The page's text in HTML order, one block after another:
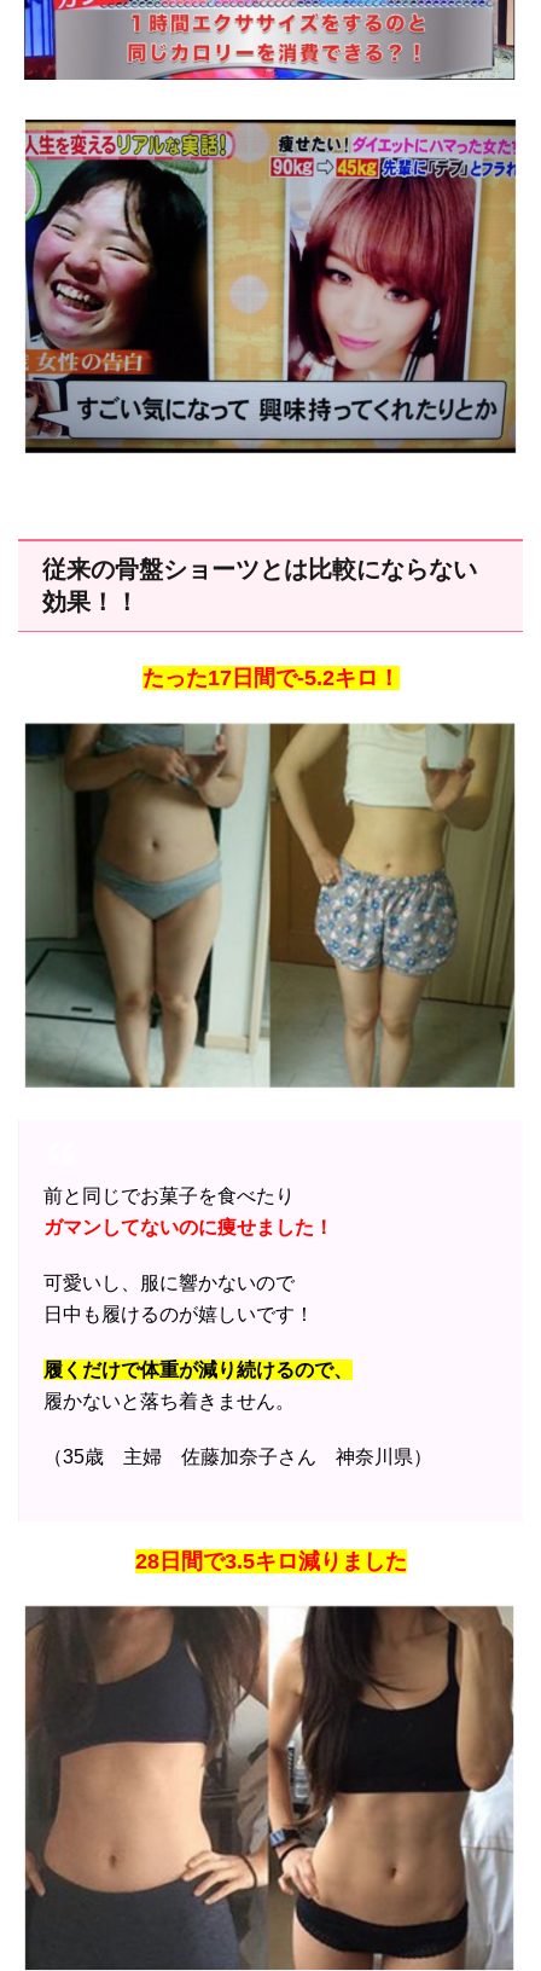
従来の骨盤ショーツとは比較にならない
効果！！
たった17日間で-5.2キロ！
前と同じでお菓子を食べたり
ガマンしてないのに痩せました！
可愛いし、服に響かないので
日中も履けるのが嬉しいです！
履くだけで体重が減り続けるので、
履かないと落ち着きません。
（35歳 主婦 佐藤加奈子さん 神奈川県）
28日間で3.5キロ減りました